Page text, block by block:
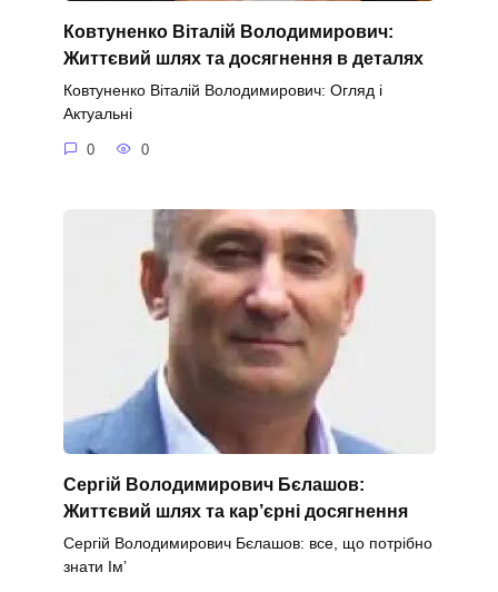
Ковтуненко Віталій Володимирович:
Життєвий шлях та досягнення в деталях
Ковтуненко Віталій Володимирович: Огляд і
Актуальні
0 0
Сергій Володимирович Бєлашов:
Життєвий шлях та кар’єрні досягнення
Сергій Володимирович Бєлашов: все, що потрібно
знати Ім’